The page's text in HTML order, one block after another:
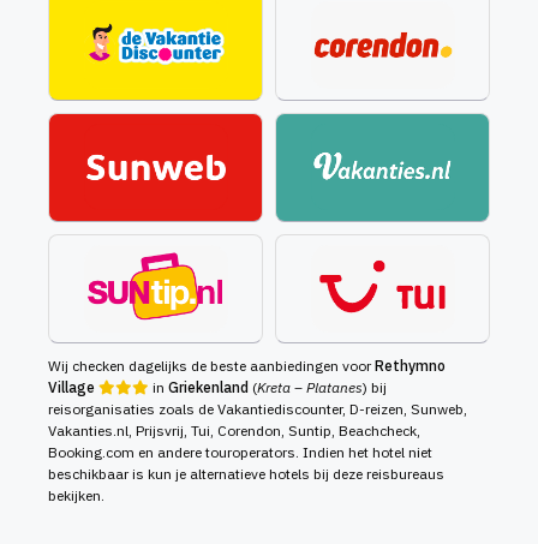
Wij checken dagelijks de beste aanbiedingen voorRethymno
Village
in Griekenland (Kreta – Platanes) bij
reisorganisaties zoals de Vakantiediscounter, D-reizen, Sunweb,
Vakanties.nl, Prijsvrij, Tui, Corendon, Suntip, Beachcheck,
Booking.com en andere touroperators. Indien het hotel niet
beschikbaar is kun je alternatieve hotels bij deze reisbureaus
bekijken.